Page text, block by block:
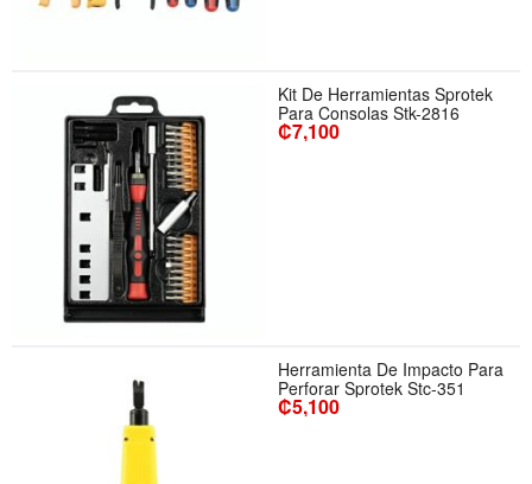
Kit De Herramientas Sprotek
Para Consolas Stk-2816
₡7,100
Herramienta De Impacto Para
Perforar Sprotek Stc-351
₡5,100